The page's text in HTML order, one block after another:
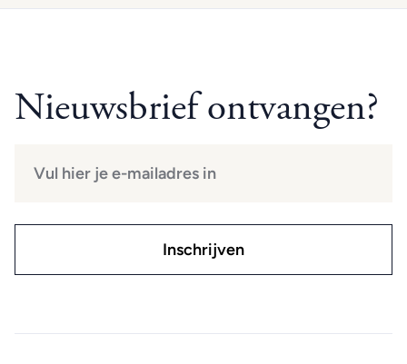
Nieuwsbrief ontvangen?